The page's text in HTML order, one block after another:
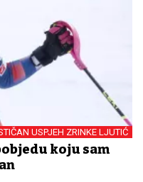
USPJEH ZRINKE LJUTIĆ
koju sam